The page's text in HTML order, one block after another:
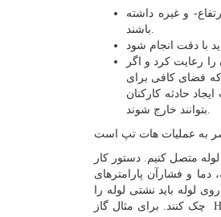
و غیره داشته
باشند.
رعایت کرد و اگر
فضای کافی برای
حادثه کارکنان
بتوانند خارج شوند.
متصل کنیم. دستور کار
و فشارآن پارامترهای
لوله باید نشتی لوله را
چک کنند. برای مثال گاز H